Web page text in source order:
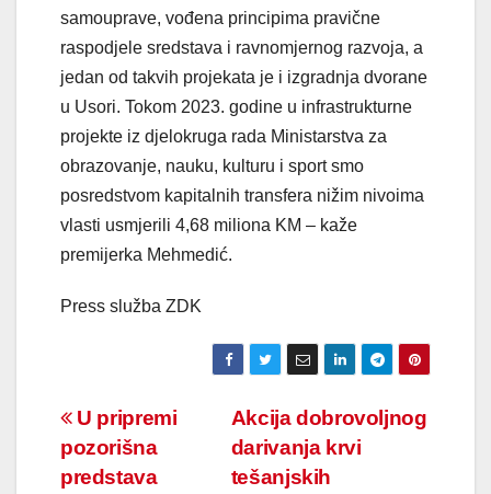
samouprave, vođena principima pravične
raspodjele sredstava i ravnomjernog razvoja, a
jedan od takvih projekata je i izgradnja dvorane
u Usori. Tokom 2023. godine u infrastrukturne
projekte iz djelokruga rada Ministarstva za
obrazovanje, nauku, kulturu i sport smo
posredstvom kapitalnih transfera nižim nivoima
vlasti usmjerili 4,68 miliona KM – kaže
premijerka Mehmedić.
Press služba ZDK
Navigacija
članaka
Akcija dobrovoljnog
darivanja krvi
tešanjskih
U pripremi
pozorišna
predstava